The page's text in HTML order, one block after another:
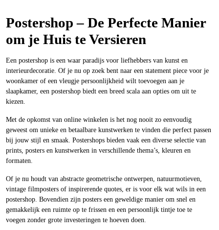
Postershop – De Perfecte Manier
om je Huis te Versieren
Een postershop is een waar paradijs voor liefhebbers van kunst en
interieurdecoratie. Of je nu op zoek bent naar een statement piece voor je
woonkamer of een vleugje persoonlijkheid wilt toevoegen aan je
slaapkamer, een postershop biedt een breed scala aan opties om uit te
kiezen.
Met de opkomst van online winkelen is het nog nooit zo eenvoudig
geweest om unieke en betaalbare kunstwerken te vinden die perfect passen
bij jouw stijl en smaak. Postershops bieden vaak een diverse selectie van
prints, posters en kunstwerken in verschillende thema’s, kleuren en
formaten.
Of je nu houdt van abstracte geometrische ontwerpen, natuurmotieven,
vintage filmposters of inspirerende quotes, er is voor elk wat wils in een
postershop. Bovendien zijn posters een geweldige manier om snel en
gemakkelijk een ruimte op te frissen en een persoonlijk tintje toe te
voegen zonder grote investeringen te hoeven doen.